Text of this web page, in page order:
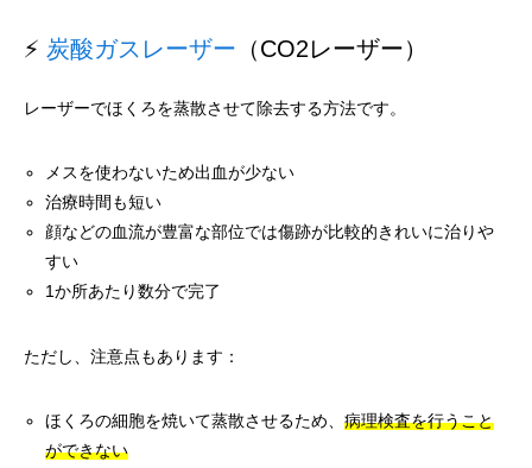
⚡ 炭酸ガスレーザー （CO2レーザー）
レーザーでほくろを蒸散させて除去する方法です。
メスを使わないため出血が少ない
治療時間も短い
顔などの血流が豊富な部位では傷跡が比較的きれいに治りや
すい
1か所あたり数分で完了
ただし、注意点もあります：
ほくろの細胞を焼いて蒸散させるため、病理検査を行うこと
ができない